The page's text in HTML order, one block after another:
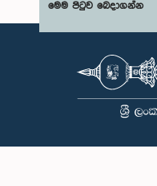
මෙම පිටුව බෙදාගන්න